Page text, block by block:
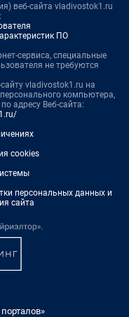
веб-сайта vladivostok1.ru
ПО
сервиса, специальные
не требуются
vladivostok1.ru на
компьютера,
адресу Веб-сайта:
cookies
персональных данных и
сайта